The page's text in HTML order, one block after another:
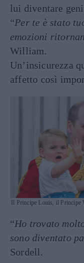
lui diventare
“Per te è stato
emozioni
William.
Un’insicurezza
affetto così
Il Principe Louis, il Principe
“Ho trovato
sono diventato
Sordell.